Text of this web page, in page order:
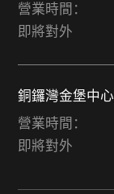
營業時間：
即將對外
銅鑼灣金堡中心
營業時間：
即將對外